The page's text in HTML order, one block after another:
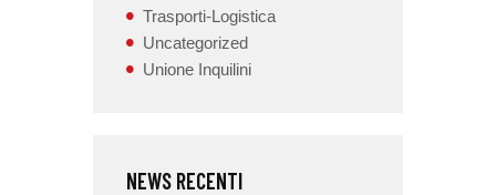
Trasporti-Logistica
Uncategorized
Unione Inquilini
NEWS RECENTI